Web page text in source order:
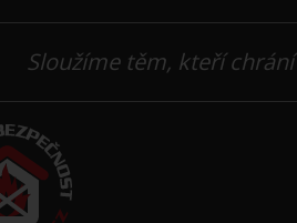
Sloužíme těm, kteří